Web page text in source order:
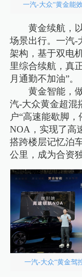
一汽-大众“黄金能
黄金续航，
场景出行。一汽-
架构，基于双电
里综合续航，真
月通勤不加油”。
黄金智能，
汽-大众黄金超混
户“高速能歇脚
NOA，实现了高
搭跨楼层记忆泊
公里，成为合资
一汽-大众“黄金驾